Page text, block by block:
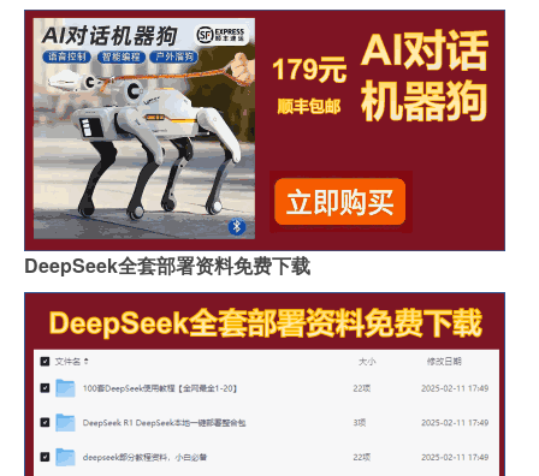
DeepSeek全套部署资料免费下载